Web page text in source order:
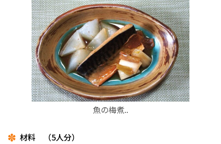
魚の梅煮..
材料 （5人分）
妊婦健診
お産について
親と子の結びつき支援
母乳育児